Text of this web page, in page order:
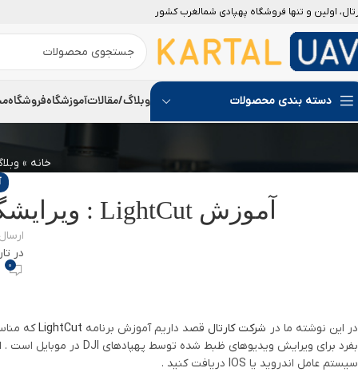
اولین و تنها فروشگاه پهپادی شمالغرب کشور
دسته بندی محصولات وبلاگ/مقالاتآموزشگاهفروشگاه
خانه »
آموزش LightCut : ویرایشگر ویدیو محصولات DJI در موبایل
در
0
در این نوشته ما در شرکت کارتال قصد داریم آموزش برنامه LightCutکه
بفرد برای ویرایش ویدیوهای ظبط شده توسط پهپادهای DJI در موبایل است . این برنامه توسط
سیستم عامل اندروید یا IOS دریافت کنید .